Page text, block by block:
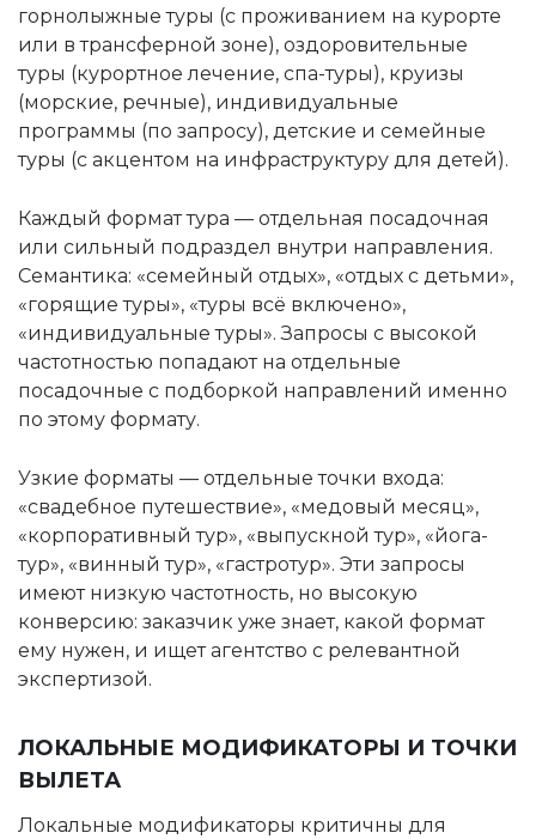
горнолыжные туры (с проживанием на курорте
или в трансферной зоне), оздоровительные
туры (курортное лечение, спа-туры), круизы
(морские, речные), индивидуальные
программы (по запросу), детские и семейные
туры (с акцентом на инфраструктуру для детей).
Каждый формат тура — отдельная посадочная
или сильный подраздел внутри направления.
Семантика: «семейный отдых», «отдых с детьми»,
«горящие туры», «туры всё включено»,
«индивидуальные туры». Запросы с высокой
частотностью попадают на отдельные
посадочные с подборкой направлений именно
по этому формату.
Узкие форматы — отдельные точки входа:
«свадебное путешествие», «медовый месяц»,
«корпоративный тур», «выпускной тур», «йога-
тур», «винный тур», «гастротур». Эти запросы
имеют низкую частотность, но высокую
конверсию: заказчик уже знает, какой формат
ему нужен, и ищет агентство с релевантной
экспертизой.
ЛОКАЛЬНЫЕ МОДИФИКАТОРЫ И ТОЧКИ
ВЫЛЕТА
Локальные модификаторы критичны для